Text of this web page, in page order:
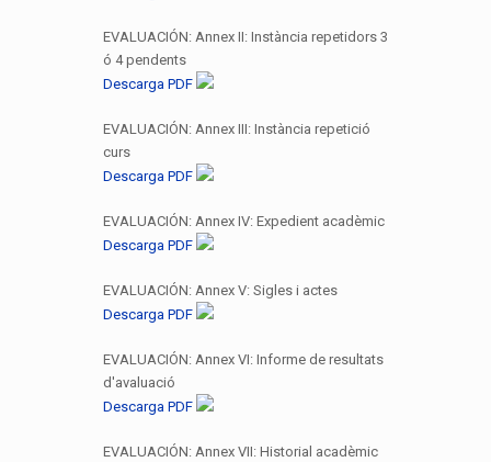
EVALUACIÓN: Annex II: Instància repetidors 3
ó 4 pendents
Descarga PDF
EVALUACIÓN: Annex III: Instància repetició
curs
Descarga PDF
EVALUACIÓN: Annex IV: Expedient acadèmic
Descarga PDF
EVALUACIÓN: Annex V: Sigles i actes
Descarga PDF
EVALUACIÓN: Annex VI: Informe de resultats
d'avaluació
Descarga PDF
EVALUACIÓN: Annex VII: Historial acadèmic